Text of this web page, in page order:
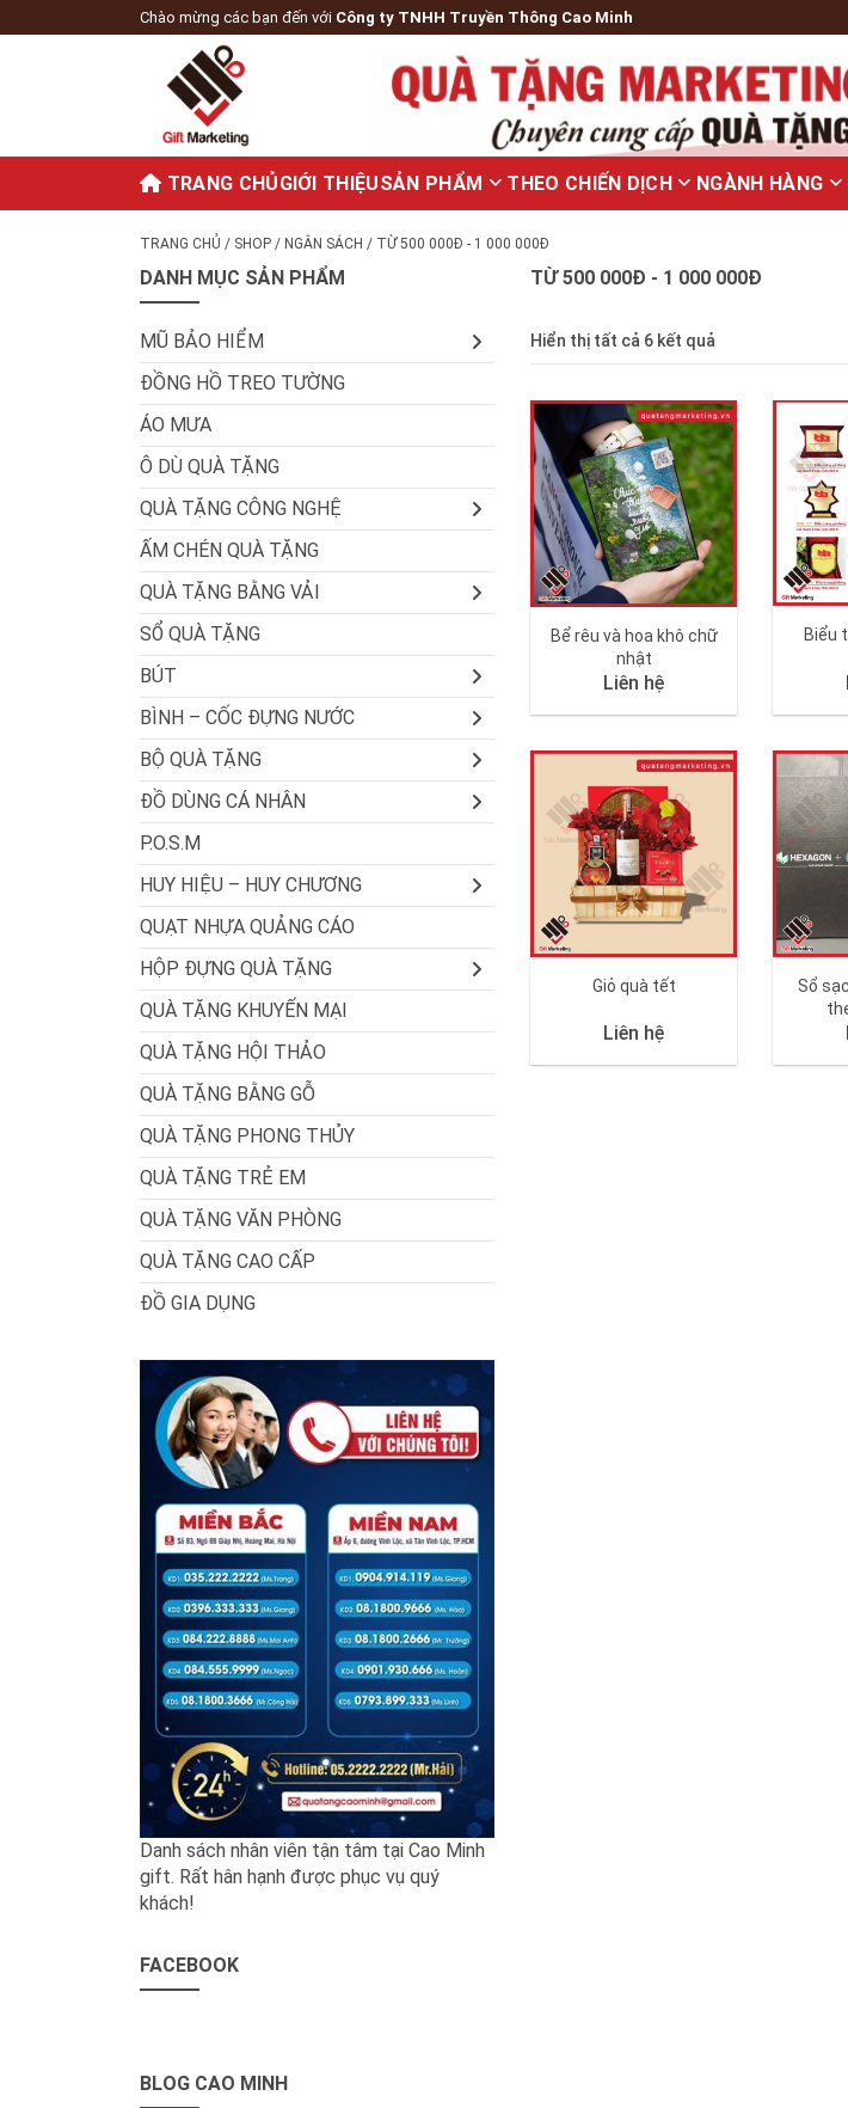
Chào mừng các bạn đến với Công ty TNHH Truyền Thông Cao Minh
TRANG CHỦGIỚI THIỆUSẢN PHẨM THEO CHIẾN DỊCH NGÀNH HÀNG
TRANG CHỦ / SHOP / NGÂN SÁCH / TỪ 500 000Đ - 1 000 000Đ
TỪ 500 000Đ - 1 000 000Đ
Hiển thị tất cả 6 kết quả
Bể rêu và hoa khô chữ
nhật
Liên hệ
Biểu
Giỏ quà tết
Liên hệ
Sổ
DANH MỤC SẢN PHẨM
MŨ BẢO HIỂM
ĐỒNG HỒ TREO TƯỜNG
ÁO MƯA
Ô DÙ QUÀ TẶNG
QUÀ TẶNG CÔNG NGHỆ
ẤM CHÉN QUÀ TẶNG
QUÀ TẶNG BẰNG VẢI
SỔ QUÀ TẶNG
BÚT
BÌNH – CỐC ĐỰNG NƯỚC
BỘ QUÀ TẶNG
ĐỒ DÙNG CÁ NHÂN
P.O.S.M
HUY HIỆU – HUY CHƯƠNG
QUẠT NHỰA QUẢNG CÁO
HỘP ĐỰNG QUÀ TẶNG
QUÀ TẶNG KHUYẾN MẠI
QUÀ TẶNG HỘI THẢO
QUÀ TẶNG BẰNG GỖ
QUÀ TẶNG PHONG THỦY
QUÀ TẶNG TRẺ EM
QUÀ TẶNG VĂN PHÒNG
QUÀ TẶNG CAO CẤP
ĐỒ GIA DỤNG
Danh sách nhân viên tận tâm tại Cao Minh
gift. Rất hân hạnh được phục vụ quý
khách!
FACEBOOK
BLOG CAO MINH